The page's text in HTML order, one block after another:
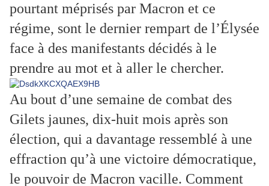
pourtant méprisés par Macron et ce
régime, sont le dernier rempart de l’Élysée
face à des manifestants décidés à le
prendre au mot et à aller le chercher.
Au bout d’une semaine de combat des
Gilets jaunes, dix-huit mois après son
élection, qui a davantage ressemblé à une
effraction qu’à une victoire démocratique,
le pouvoir de Macron vacille. Comment